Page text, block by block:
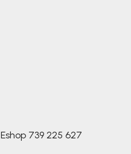
Eshop 739 225 627